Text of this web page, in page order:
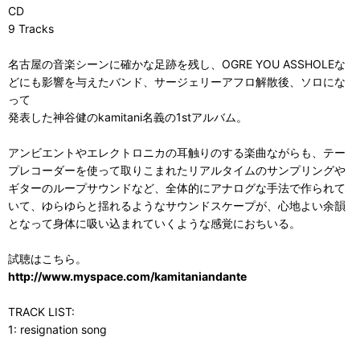
CD
9 Tracks
名古屋の音楽シーンに確かな足跡を残し、OGRE YOU ASSHOLEな
どにも影響を与えたバンド、サージェリーアフロ解散後、ソロにな
って
発表した神谷健のkamitani名義の1stアルバム。
アンビエントやエレクトロニカの耳触りのする楽曲ながらも、テー
プレコーダーを使って取りこまれたリアルタイムのサンプリングや
ギターのループサウンドなど、全体的にアナログな手法で作られて
いて、ゆらゆらと揺れるようなサウンドスケープが、心地よい余韻
となって身体に吸い込まれていくような感覚におちいる。
試聴はこちら。
http://www.myspace.com/kamitaniandante
TRACK LIST:
1: resignation song